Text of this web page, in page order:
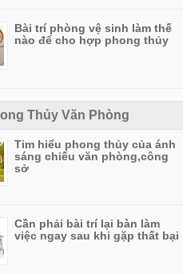
Bài trí phòng vệ sinh làm thế
nào để cho hợp phong thủy
Thủy Văn Phòng
Tim hiểu phong thủy của ánh
sáng chiếu văn phòng,công
sở
Cần phải bài trí lại bàn làm
việc ngay sau khi gặp thất bại